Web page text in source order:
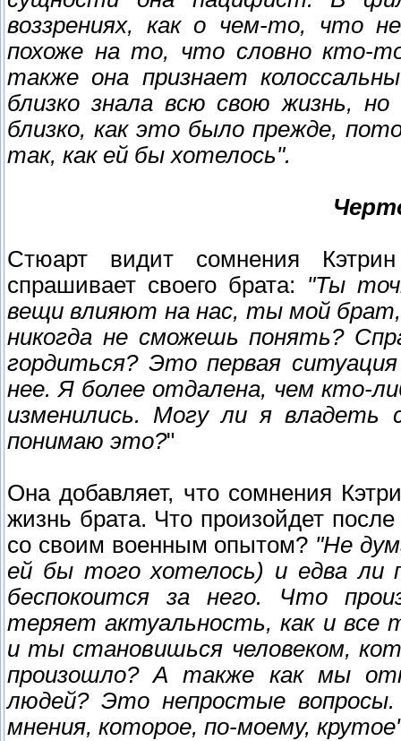
воззрениях, как о чем-то, что
похоже на то, что словно кто-
также она признает
близко знала всю свою жизнь,
близко, как это было прежде,
так, как ей бы хотелось".
Стюарт видит сомнения
спрашивает своего брата: "Ты
вещи влияют на нас, ты мой
никогда не сможешь понять?
гордиться? Это первая
нее. Я более отдалена, чем кто-
изменились. Могу ли я владеть
понимаю это?"
Она добавляет, что сомнения
жизнь брата. Что произойдет
со своим военным опытом? "Не
ей бы того хотелось) и едва
беспокоится за него. Что
теряет актуальность, как и
и ты становишься человеком,
произошло? А также как мы
людей? Это непростые
мнения, которое, по-моему,